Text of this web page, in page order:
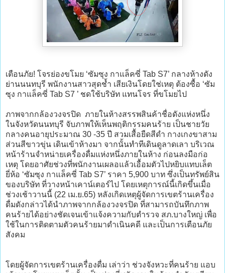
เตือนภัย! โจรย่องขโมย ‘ซัมซุง กาแล็คซี่ Tab S7’ กลางห้างดัง
ย่านนนทบุรี พนักงานสาวสุดช้ำ เสียเงินโดยใช่เหตุ ต้องซื้อ ‘ซัม
ซุง กาแล็คซี่ Tab S7 ’ ชดใช้บริษัท แทนโจร ที่ขโมยไป
ภาพจากกล้องวงจรปิด ภายในห้างสรรพสินค้าชื่อดังแห่งหนึ่ง
ในจังหวัดนนทบุรี จับภาพให้เห็นพฤติกรรมคนร้าย เป็นชายวัย
กลางคนอายุประมาณ 30 -35 ปี สวมเสื้อยืดสีดำ กางเกงขาสาม
ส่วนสีขาวขุ่น เดินเข้าห้างมา จากนั้นทำทีเดินดูลาดเลา บริเวณ
หน้าร้านจำหน่ายเครื่องดื่มแห่งหนึ่งภายในห้าง ก่อนลงมือก่อ
เหตุ โดยอาศัยช่วงที่พนักงานเผลอแล้วเอื้อมตัวไปหยิบแทบเล็ต
ยี่ห้อ ‘ซัมซุง กาแล็คซี่ Tab S7’ ราคา 5,900 บาท ซึ่งเป็นทรัพย์สิน
ของบริษัท ที่วางหน้าเคาน์เตอร์ไป โดยเหตุการณ์นี้เกิดขึ้นเมื่อ
ช่วงเช้าวานนี้ (22 เม.ย.65) หลังเกิดเหตุผู้จัดการเขตร้านเครื่อง
ดื่มดังกล่าวได้นำภาพจากกล้องวงจรปิด ที่สามารถบันทึกภาพ
คนร้ายได้อย่างชัดเจนเข้าแจ้งความกับตำรวจ สภ.บางใหญ่ เพื่อ
ใช้ในการติดตามตัวคนร้ายมาดำเนินคดี และเป็นการเตือนภัย
สังคม
โดยผู้จัดการเขตร้านเครื่องดื่ม เล่าว่า ช่วงจังหวะที่คนร้าย แอบ